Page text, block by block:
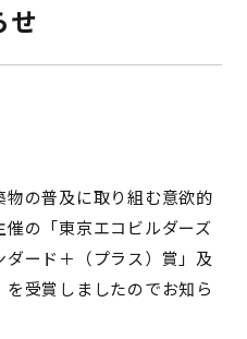
せ
の普及に取り組む意欲的
の「東京エコビルダーズ
ード＋（プラス）賞」及
受賞しましたのでお知ら